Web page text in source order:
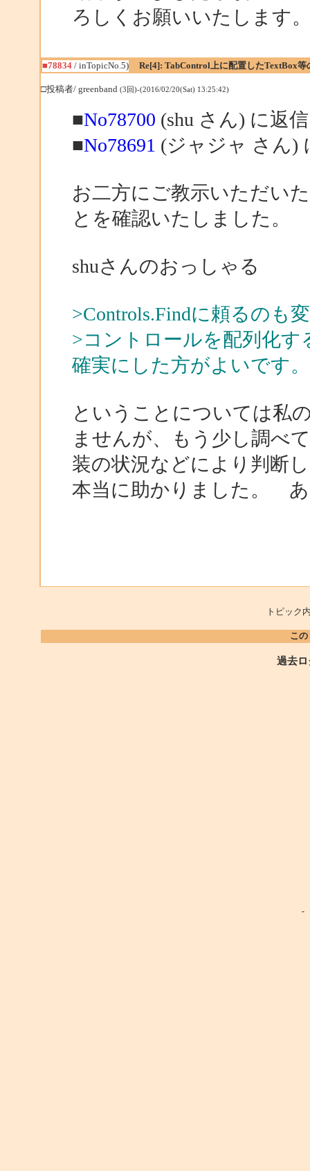
ろしくお願いいたします
■78834/ inTopicNo.5) Re[4]: TabControl上に配置したTextBox等
□投稿者/ greenband (3回)-(2016/02/20(Sat) 13:25:42)
■No78700 (shu さん) に返信
■No78691 (ジャジャ さん)
お二方にご教示いただい
とを確認いたしました。
shuさんのおっしゃる
>Controls.Findに頼るのも
>コントロールを配列化
確実にした方がよいです。
ということについては私
ませんが、もう少し調べ
装の状況などにより判断
本当に助かりました。
トピッ
こ
過去